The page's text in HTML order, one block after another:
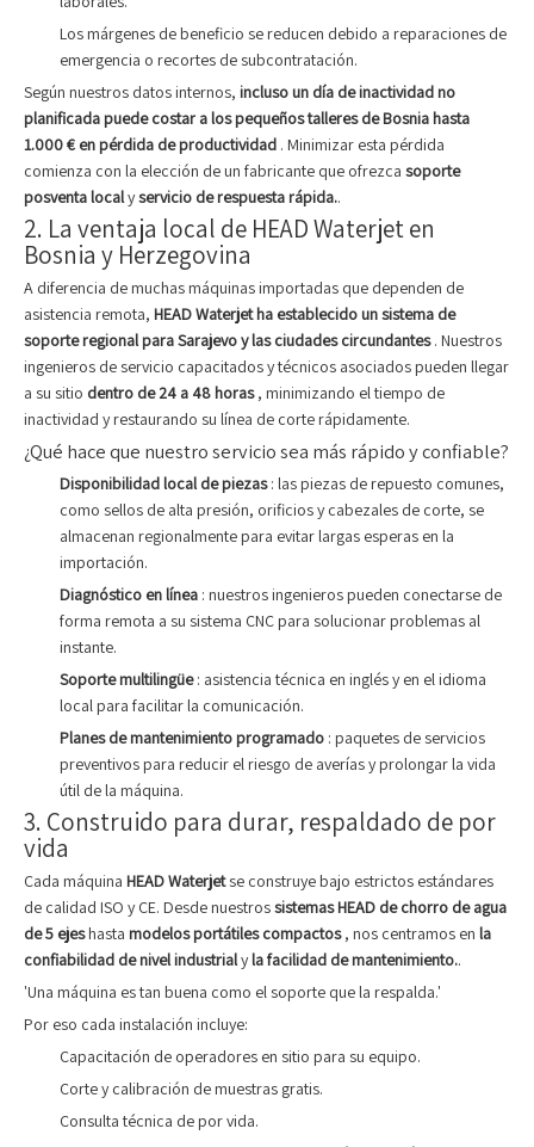
Los márgenes de beneficio se reducen debido a reparaciones de
emergencia o recortes de subcontratación.
Según nuestros datos internos, incluso un día de inactividad no
planificada puede costar a los pequeños talleres de Bosnia hasta
1.000 € en pérdida de productividad . Minimizar esta pérdida
comienza con la elección de un fabricante que ofrezca soporte
posventa localyservicio de respuesta rápida..
2. La ventaja local de HEAD Waterjet en
Bosnia y Herzegovina
A diferencia de muchas máquinas importadas que dependen de
asistencia remota, HEAD Waterjet ha establecido un sistema de
soporte regional para Sarajevo y las ciudades circundantes. Nuestros
ingenieros de servicio capacitados y técnicos asociados pueden llegar
a su sitio dentro de 24 a 48 horas, minimizando el tiempo de
inactividad y restaurando su línea de corte rápidamente.
¿Qué hace que nuestro servicio sea más rápido y confiable?
Disponibilidad local de piezas: las piezas de repuesto comunes,
como sellos de alta presión, orificios y cabezales de corte, se
almacenan regionalmente para evitar largas esperas en la
importación.
Diagnóstico en línea : nuestros ingenieros pueden conectarse de
forma remota a su sistema CNC para solucionar problemas al
instante.
Soporte multilingüe: asistencia técnica en inglés y en el idioma
local para facilitar la comunicación.
Planes de mantenimiento programado : paquetes de servicios
preventivos para reducir el riesgo de averías y prolongar la vida
útil de la máquina.
3. Construido para durar, respaldado de por
vida
Cada máquina HEAD Waterjetse construye bajo estrictos estándares
de calidad ISO y CE. Desde nuestrossistemas HEAD de chorro de agua
de 5 ejeshasta modelos portátiles compactos, nos centramos en la
confiabilidad de nivel industrialy la facilidad de mantenimiento..
'Una máquina es tan buena como el soporte que la respalda.'
Por eso cada instalación incluye:
Capacitación de operadores en sitio para su equipo.
Corte y calibración de muestras gratis.
Consulta técnica de por vida.